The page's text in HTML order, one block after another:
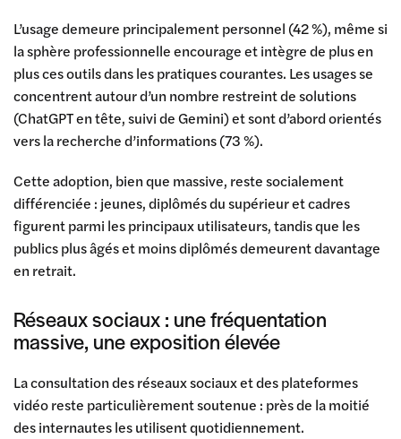
L’usage demeure principalement personnel (42 %), même si
la sphère professionnelle encourage et intègre de plus en
plus ces outils dans les pratiques courantes. Les usages se
concentrent autour d’un nombre restreint de solutions
(ChatGPT en tête, suivi de Gemini) et sont d’abord orientés
vers la recherche d’informations (73 %).
Cette adoption, bien que massive, reste socialement
différenciée : jeunes, diplômés du supérieur et cadres
figurent parmi les principaux utilisateurs, tandis que les
publics plus âgés et moins diplômés demeurent davantage
en retrait.
Réseaux sociaux : une fréquentation
massive, une exposition élevée
La consultation des réseaux sociaux et des plateformes
vidéo reste particulièrement soutenue : près de la moitié
des internautes les utilisent quotidiennement.